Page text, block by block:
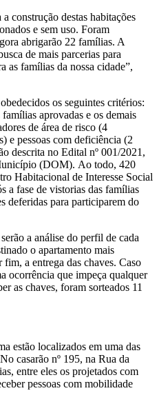
construção destas habitações
e sem uso. Foram
abrigarão 22 famílias. A
de mais parcerias para
as famílias da nossa cidade”,
os seguintes critérios:
aprovadas e os demais
de área de risco (4
e pessoas com deficiência (2
descrita no Edital nº 001/2021,
(DOM). Ao todo, 420
Habitacional de Interesse Social
a fase de vistorias das famílias
deferidas para participarem do
a análise do perfil de cada
o apartamento mais
fim, a entrega das chaves. Caso
ocorrência que impeça qualquer
as chaves, foram sorteados 11
estão localizados em uma das
casarão nº 195, na Rua da
entre eles os projetados com
pessoas com mobilidade